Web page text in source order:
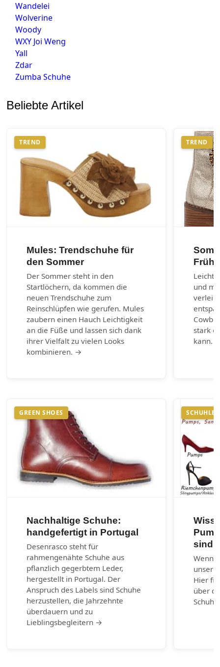
Wandelei
Wolverine
Woody
WXY Joi Weng
Yall
Zdar
Zumba Schuhe
Beliebte Artikel
TREND
Mules: Trendschuhe für
den Sommer
Der Sommer steht in den
Startlöchern, da kommen die
neuen Trendschuhe zum
Reinschlüpfen wie gerufen. Mules
zaubern einen Hauch Leichtigkeit
an die Füße und lassen sich dank
ihrer Vielfalt zu vielen Looks
kombinieren. →
TREND
und
stark
kann.
GREEN SHOES
Nachhaltige Schuhe:
handgefertigt in Portugal
Desenrasco steht für
rahmengenähte Schuhe aus
pflanzlich gegerbtem Leder,
hergestellt in Portugal. Der
Anspruch des Labels sind Schuhe
herzustellen, die Jahrzehnte
überdauern und zu
Lieblingsbegleitern →
sind?
Wenn
Hier
über